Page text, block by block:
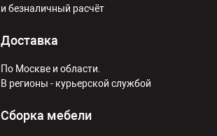
и безналичный расчёт
Доставка
По Москве и области.
В регионы - курьерской службой
Сборка мебели